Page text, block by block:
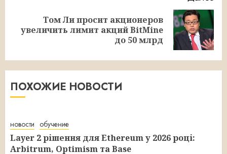
Следующая
Том Ли просит акционеров
увеличить лимит акций BitMine
до 50 млрд
ПОХОЖИЕ НОВОСТИ
новости обучение
Layer 2 рішення для Ethereum у 2026 році:
Arbitrum, Optimism та Base